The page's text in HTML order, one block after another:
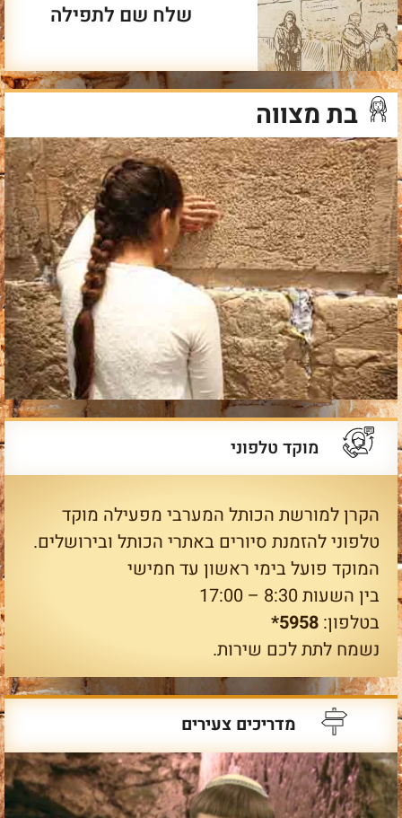
שלח שם לתפילה
בת מצווה
מוקד טלפוני
הקרן למורשת הכותל המערבי מפעילה מוקד
טלפוני להזמנת סיורים באתרי הכותל ובירושלים.
המוקד פועל בימי ראשון עד חמישי
בין השעות 8:30 – 17:00
בטלפון: 5958*
נשמח לתת לכם שירות.
מדריכים צעירים